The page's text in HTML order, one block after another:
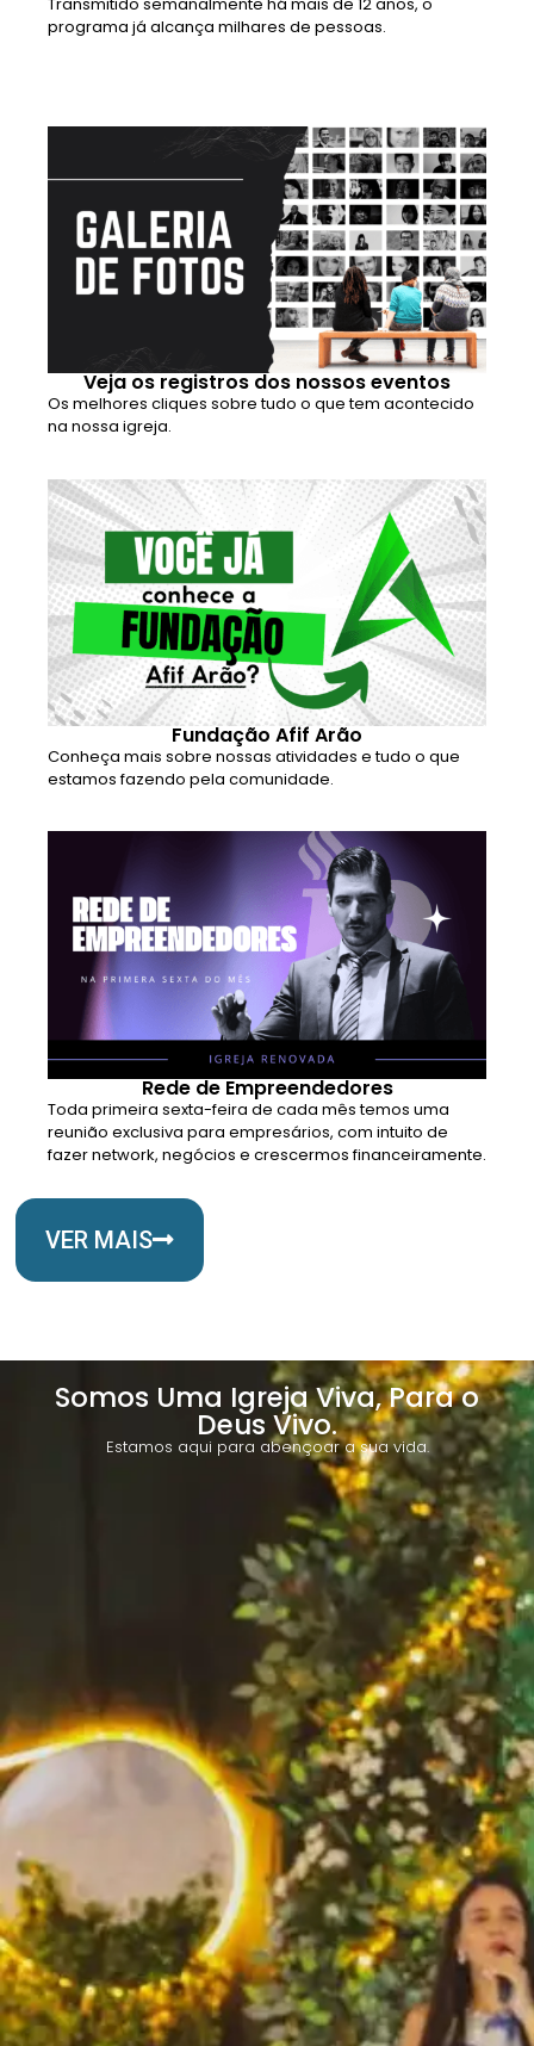
programa já alcança milhares de pessoas.
Veja os registros dos nossos eventos
Os melhores cliques sobre tudo o que tem acontecido
na nossa igreja.
Fundação Afif Arão
Conheça mais sobre nossas atividades e tudo o que
estamos fazendo pela comunidade.
Rede de Empreendedores
Toda primeira sexta-feira de cada mês temos uma
reunião exclusiva para empresários, com intuito de
fazer network, negócios e crescermos financeiramente.
VER MAIS
Somos Uma Igreja Viva, Para o
Deus Vivo.
Estamos aqui para abençoar a sua vida.